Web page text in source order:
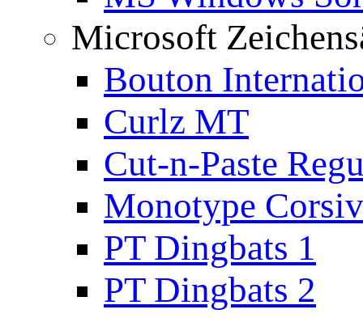
Microsoft
Bouton
Curlz MT
Cut-n-Paste
Monotype
PT Dingbats 1
PT Dingbats 2